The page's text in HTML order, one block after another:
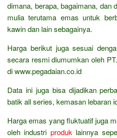
dimana, berapa, bagaimana, dan
mulia terutama emas untuk
kawin dan lain sebagainya.
Harga berikut juga sesuai
secara resmi diumumkan oleh
di www.pegadaian.co.id
Data ini juga bisa dijadikan
batik all series, kemasan lebaran
Harga emas yang fluktuatif juga
oleh industri produklainnya